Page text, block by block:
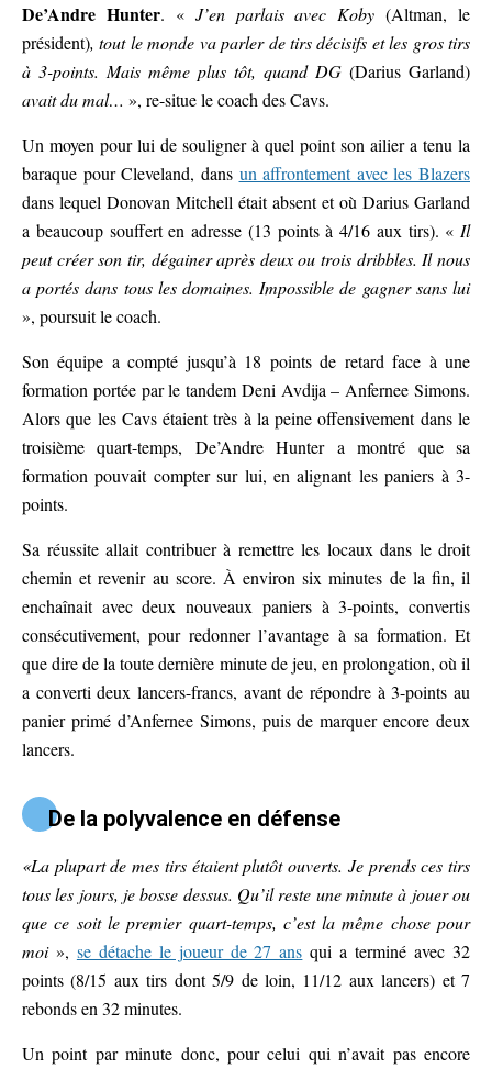
De’Andre Hunter. « J’en parlais avec Koby (Altman, le
président), tout le monde va parler de tirs décisifs et les gros tirs
à 3-points. Mais même plus tôt, quand DG (Darius Garland)
avait du mal… », re-situe le coach des Cavs.
Un moyen pour lui de souligner à quel point son ailier a tenu la
baraque pour Cleveland, dans un affrontement avec les Blazers
dans lequel Donovan Mitchell était absent et où Darius Garland
a beaucoup souffert en adresse (13 points à 4/16 aux tirs). « Il
peut créer son tir, dégainer après deux ou trois dribbles. Il nous
a portés dans tous les domaines. Impossible de gagner sans lui
», poursuit le coach.
Son équipe a compté jusqu’à 18 points de retard face à une
formation portée par le tandem Deni Avdija – Anfernee Simons.
Alors que les Cavs étaient très à la peine offensivement dans le
troisième quart-temps, De’Andre Hunter a montré que sa
formation pouvait compter sur lui, en alignant les paniers à 3-
points.
Sa réussite allait contribuer à remettre les locaux dans le droit
chemin et revenir au score. À environ six minutes de la fin, il
enchaînait avec deux nouveaux paniers à 3-points, convertis
consécutivement, pour redonner l’avantage à sa formation. Et
que dire de la toute dernière minute de jeu, en prolongation, où il
a converti deux lancers-francs, avant de répondre à 3-points au
panier primé d’Anfernee Simons, puis de marquer encore deux
lancers.
De la polyvalence en défense
«La plupart de mes tirs étaient plutôt ouverts. Je prends ces tirs
tous les jours, je bosse dessus. Qu’il reste une minute à jouer ou
que ce soit le premier quart-temps, c’est la même chose pour
moi», se détache le joueur de 27 ans qui a terminé avec 32
points (8/15 aux tirs dont 5/9 de loin, 11/12 aux lancers) et 7
rebonds en 32 minutes.
Un point par minute donc, pour celui qui n’avait pas encore